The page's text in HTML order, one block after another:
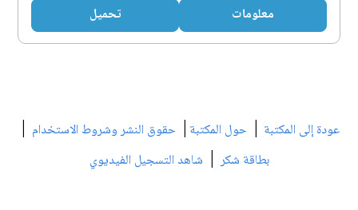
معلومات تحميل
عودة إلى المكتبة | حول المكتبة | حقوق النشر وشروط الاستخدام |
بطاقة شكر| شاهد التسجيل الفيديوي